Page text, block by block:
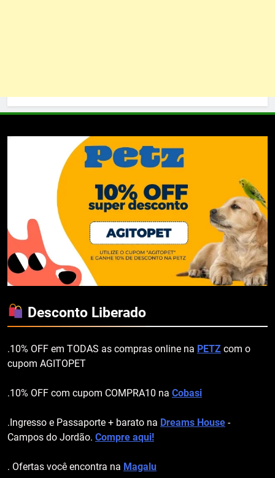
Desconto Liberado
.10% OFF em TODAS as compras online na PETZ com o
cupom AGITOPET
.10% OFF com cupom COMPRA10 na Cobasi
.Ingresso e Passaporte + barato na Dreams House -
Campos do Jordão. Compre aqui!
. Ofertas você encontra na Magalu